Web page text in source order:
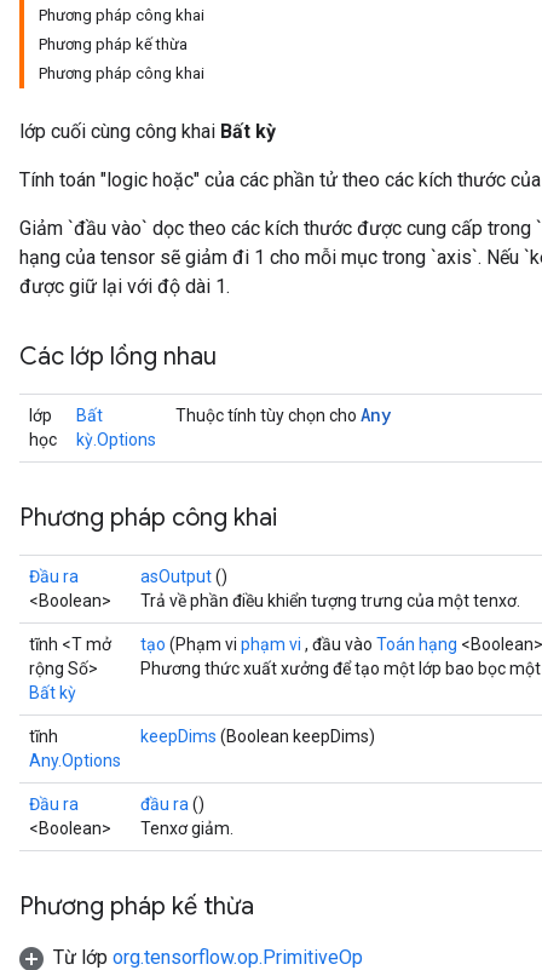
Phương pháp công khai
Phương pháp kế thừa
Phương pháp công khai
lớp cuối cùng công khai Bất kỳ
Tính toán "logic hoặc" của các phần tử theo các kích thước
Giảm `đầu vào` dọc theo các kích thước được cung cấp trong
hạng của tensor sẽ giảm đi 1 cho mỗi mục trong `axis`. Nếu
được giữ lại với độ dài 1.
Các lớp lồng nhau
lớp
học
Bất
kỳ.Options
Thuộc tính tùy chọn cho Any
Phương pháp công khai
Đầu ra
<Boolean>
asOutput()
Trả về phần điều khiển tượng trưng của một tenxơ.
tĩnh <T mở
rộng Số>
Bất kỳ
tạo (Phạm vi phạm vi , đầu vào Toán hạng
Phương thức xuất xưởng để tạo một lớp bao bọc
tĩnh
Any.Options
keepDims (Boolean keepDims)
Đầu ra
<Boolean>
đầu ra ()
Tenxơ giảm.
Phương pháp kế thừa
Từ lớp org.tensorflow.op.PrimitiveOp